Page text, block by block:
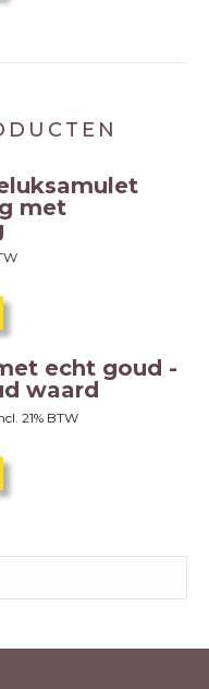
met
echt goud -
waard
21% BTW